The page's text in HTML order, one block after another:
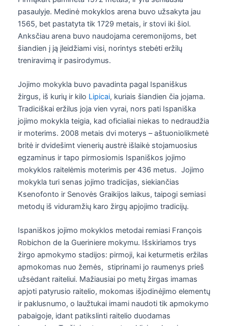
pasaulyje. Medinė mokyklos arena buvo užsakyta jau
1565, bet pastatyta tik 1729 metais, ir stovi iki šiol.
Anksčiau arena buvo naudojama ceremonijoms, bet
šiandien į ją įleidžiami visi, norintys stebėti eržilų
treniravimą ir pasirodymus.
Jojimo mokykla buvo pavadinta pagal Ispaniškus
žirgus, iš kurių ir kilo Lipicai, kuriais šiandien čia jojama.
Tradiciškai eržilus joja vien vyrai, nors pati Ispaniška
jojimo mokykla teigia, kad oficialiai niekas to nedraudžia
ir moterims. 2008 metais dvi moterys – aštuoniolikmetė
britė ir dvidešimt vienerių austrė išlaikė stojamuosius
egzaminus ir tapo pirmosiomis Ispaniškos jojimo
mokyklos raitelėmis moterimis per 436 metus. Jojimo
mokykla turi senas jojimo tradicijas, siekiančias
Ksenofonto ir Senovės Graikijos laikus, taipogi semiasi
metodų iš viduramžių karo žirgų apjojimo tradicijų.
Ispaniškos jojimo mokyklos metodai remiasi François
Robichon de la Gueriniere mokymu. Išskiriamos trys
žirgo apmokymo stadijos: pirmoji, kai keturmetis eržilas
apmokomas nuo žemės, stiprinami jo raumenys prieš
užsėdant raiteliui. Mažiausiai po metų žirgas imamas
apjoti patyrusio raitelio, mokomas išjodinėjimo elementų
ir paklusnumo, o laužtukai imami naudoti tik apmokymo
pabaigoje, idant patikslinti raitelio duodamas